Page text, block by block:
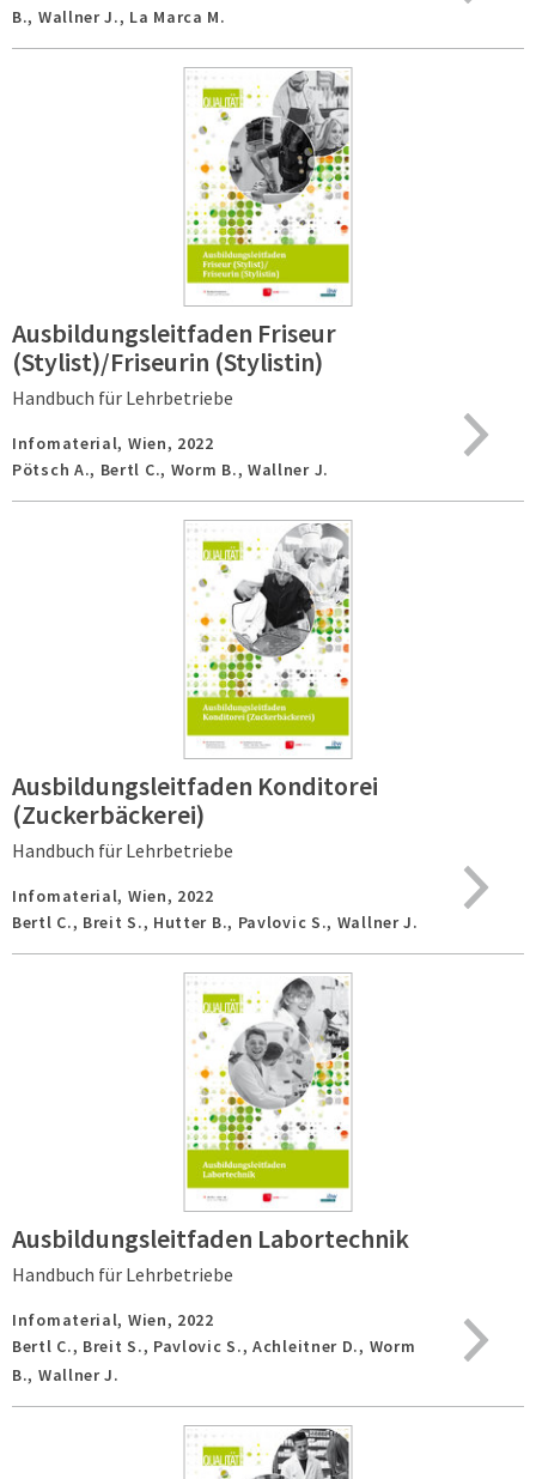
B., Wallner J., La Marca M.
Ausbildungsleitfaden Friseur
(Stylist)/Friseurin (Stylistin)
Handbuch für Lehrbetriebe
Infomaterial, Wien, 2022
Pötsch A., Bertl C., Worm B., Wallner J.
Ausbildungsleitfaden Konditorei
(Zuckerbäckerei)
Handbuch für Lehrbetriebe
Infomaterial, Wien, 2022
Bertl C., Breit S., Hutter B., Pavlovic S., Wallner J.
Ausbildungsleitfaden Labortechnik
Handbuch für Lehrbetriebe
Infomaterial, Wien, 2022
Bertl C., Breit S., Pavlovic S., Achleitner D., Worm
B., Wallner J.